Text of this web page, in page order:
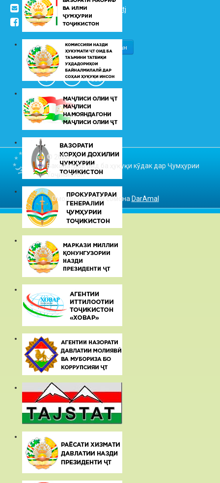
info@vhk.tj
info@ombudsman.tj
/kudakon
© 2026
Ваколатдор оид ба ҳуқуқи кӯдак дар Ҷумҳурии
Тоҷикистон
Омодакунандаи сомона DarAmal